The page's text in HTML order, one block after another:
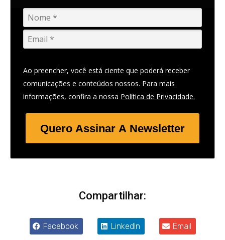
Ao preencher, você está ciente que poderá receber
comunicações e conteúdos nossos. Para mais
informações, confira a nossa Política de Privacidade.
Quero Assinar A Newsletter
Compartilhar:
Facebook LinkedIn Email